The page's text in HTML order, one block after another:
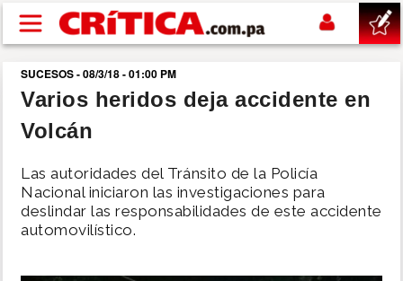
Pasar al contenido principal
buscar
SUCESOS
NACIONAL
POLÍTICA
SUCESOS - 08/3/18 - 01:00 PM
Varios heridos deja accidente en
Volcán
Las autoridades del Tránsito de la Policía
Nacional iniciaron las investigaciones para
deslindar las responsabilidades de este accidente
automovilístico.